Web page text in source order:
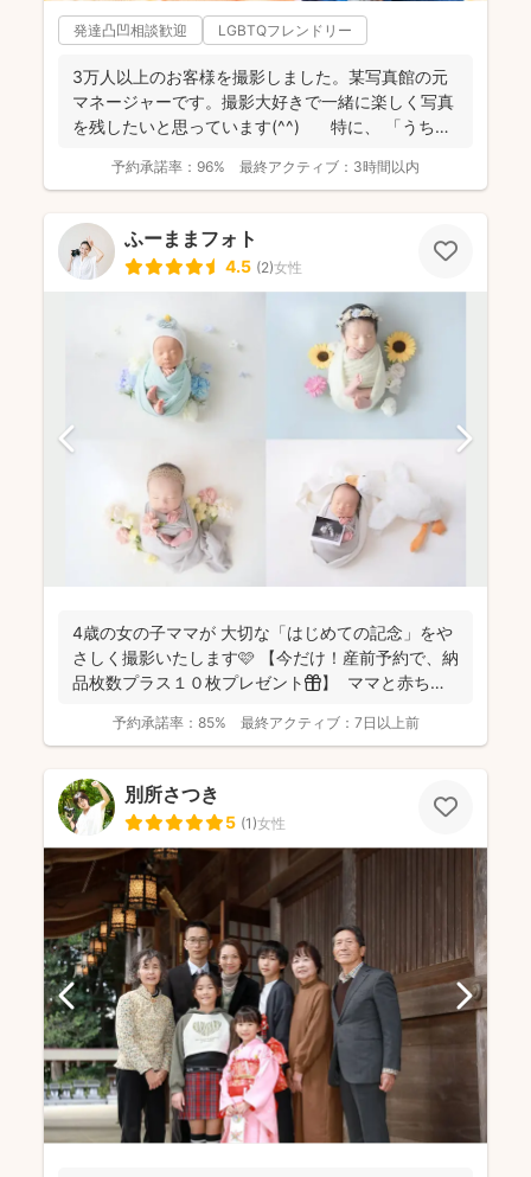
発達凸凹相談歓迎 LGBTQフレンドリー
3万人以上のお客様を撮影しました。某写真館の元
マネージャーです。撮影大好きで一緒に楽しく写真
を残したいと思っています(^^) 特に、 「うち
予約承諾率： 96% 最終アクティブ： 3時間以内
ふーままフォト
4.5 (2)女性
4歳の女の子ママが 大切な「はじめての記念」をや
さしく撮影いたします🩷 【今だけ！産前予約で、納
品枚数プラス１０枚プレゼント🎁】 ママと赤ちゃ
予約承諾率： 85% 最終アクティブ： 7日以上前
別所さつき
5 (1)女性